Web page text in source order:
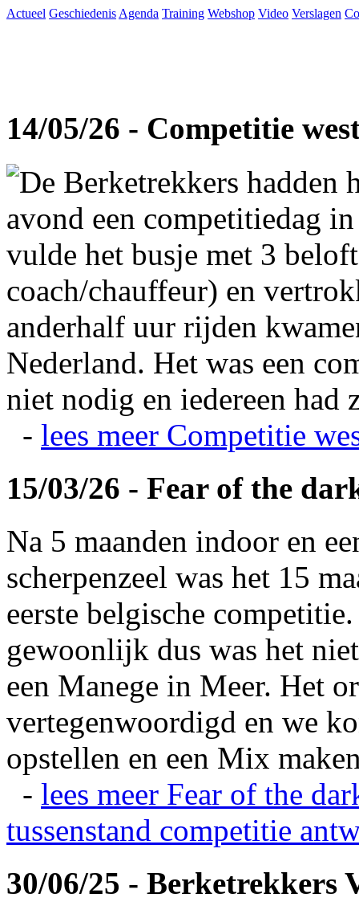
Actueel Geschiedenis Agenda Training Webshop Video Verslagen
14/05/26 - Competitie
De Berketrekkers hadden
avond een competitiedag
vulde het busje met 3
coach/chauffeur) en
anderhalf uur rijden
Nederland. Het was een
niet nodig en iedereen
- lees meer Competitie
15/03/26 - Fear of the
Na 5 maanden indoor en
scherpenzeel was het 15
eerste belgische
gewoonlijk dus was het
een Manege in Meer. Het
vertegenwoordigd en we
opstellen en een Mix
- lees meer Fear of the
tussenstand competitie
30/06/25 - Berketrekkers